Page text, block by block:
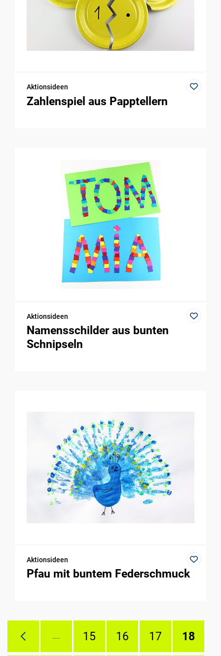
Aktionsideen
Zahlenspiel aus Papptellern
Aktionsideen
Namensschilder aus bunten
Schnipseln
Aktionsideen
Pfau mit buntem Federschmuck
.... 15 16 17 18